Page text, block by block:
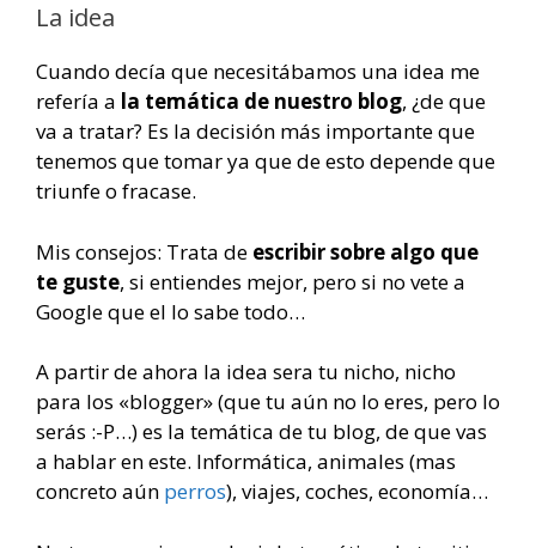
La idea
Cuando decía que necesitábamos una idea me
refería a la temática de nuestro blog, ¿de que
va a tratar? Es la decisión más importante que
tenemos que tomar ya que de esto depende que
triunfe o fracase.
Mis consejos: Trata de escribir sobre algo que
te guste, si entiendes mejor, pero si no vete a
Google que el lo sabe todo…
A partir de ahora la idea sera tu nicho, nicho
para los «blogger» (que tu aún no lo eres, pero lo
serás :-P…) es la temática de tu blog, de que vas
a hablar en este. Informática, animales (mas
concreto aún perros), viajes, coches, economía…